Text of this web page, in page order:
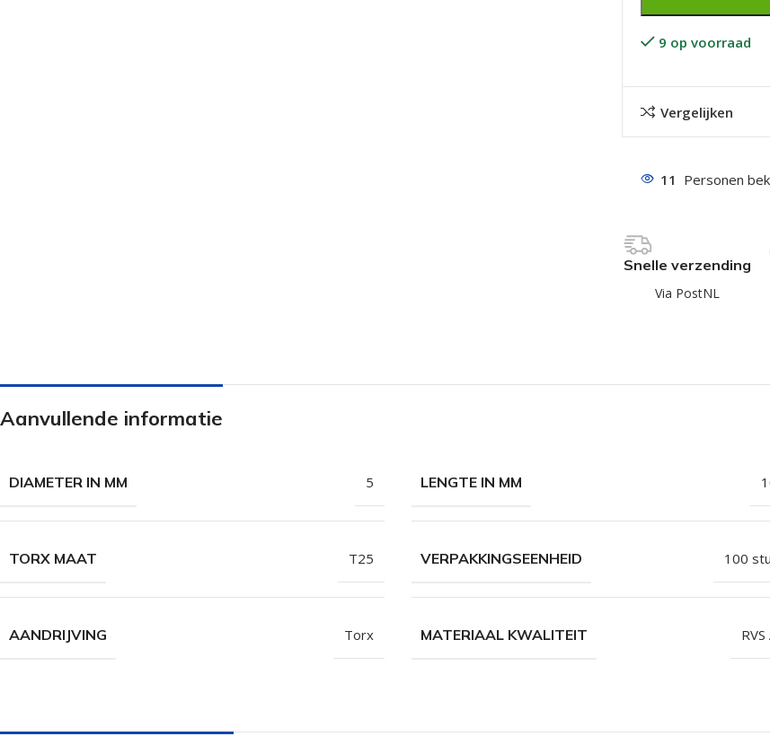
Isolatieschroeven
Afstandschroeven
Betonschroeven
Glaslatschroeven
9 op voorraad
Vergelijken
11 Personen
Snelle verzending
Via PostNL
Aanvullende informatie
DIAMETER IN MM 5 LENGTE IN MM
TORX MAAT T25 VERPAKKINGSEENHEID 100
AANDRIJVING Torx MATERIAAL KWALITEIT RVS